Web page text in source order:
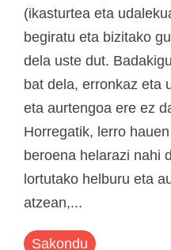
(ikasturtea eta
begiratu eta bizitako
dela uste dut.
bat dela, erronkaz eta
eta aurtengoa ere ez
Horregatik, lerro
beroena helarazi nahi
lortutako helburu eta
atzean,...
Sakondu